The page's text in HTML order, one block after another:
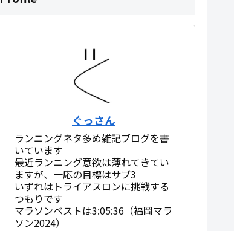
ぐっさん
ランニングネタ多め雑記ブログを書
いています
最近ランニング意欲は薄れてきてい
ますが、一応の目標はサブ3
いずれはトライアスロンに挑戦する
つもりです
マラソンベストは3:05:36（福岡マラ
ソン2024）